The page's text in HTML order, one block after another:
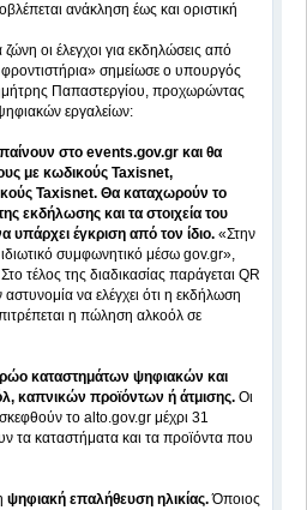
ανάκληση έως και οριστική
οι έλεγχοι για εκδηλώσεις από
σημείωσε ο υπουργός
Παπαστεργίου, προχωρώντας
εργαλείων:
στο events.gov.gr και θα
με κωδικούς Taxisnet,
Taxisnet. Θα καταχωρούν το
εκδήλωσης και τα στοιχεία του
έγκριση από τον ίδιο. «Στην
συμφωνητικό μέσω gov.gr»,
τέλος της διαδικασίας παράγεται QR
να ελέγχει ότι η εκδήλωση
η πώληση αλκοόλ σε
καταστημάτων ψηφιακών και
καπνικών προϊόντων ή άτμισης. Οι
το alto.gov.gr μέχρι 31
τα καταστήματα και τα προϊόντα που
ψηφιακή επαλήθευση ηλικίας.Όποιος